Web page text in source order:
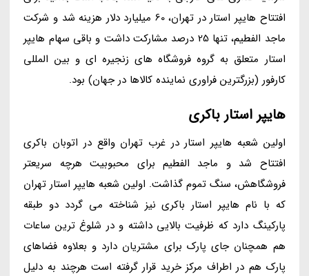
افتتاح هایپر استار در تهران، 60 میلیارد دلار هزینه شد و شرکت
ماجد الفطیم، تنها 25 درصد مشارکت داشت و باقی سهام هایپر
استار متعلق به گروه فروشگاه های زنجیره ای و بین المللی
کارفور (بزرگترین فراوری نماینده کالاها در جهان) بود.
هایپر استار باکری
اولین شعبه هایپر استار در غرب تهران واقع در اتوبان باکری
افتتاح شد و ماجد الفطیم برای محبوبیت هرچه سریعتر
فروشگاهش، سنگ تموم گذاشت. اولین شعبه هایپر استار تهران
که با نام هایپر استار باکری نیز شناخته می گردد دو طبقه
پارکینگ دارد که ظرفیت بالایی داشته و در شلوغ ترین ساعات
هم همچنان جای پارک برای مشتریان دارد و بعلاوه فضاهای
پارک هم در اطراف مرکز خرید قرار گرفته است هرچند به دلیل